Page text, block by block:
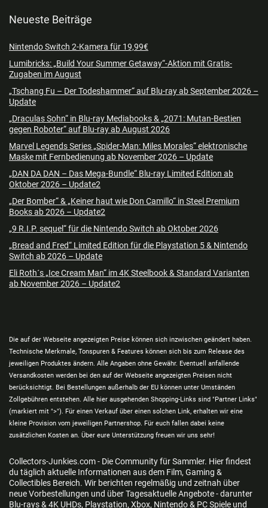
Neueste Beiträge
Nintendo Switch 2-Kamera für 19,99€
Lumibricks: „Build Your Summer Getaway“-Aktion mit Gratis-
Zugaben im August
„Tschang Fu – Der Todeshammer“ auf Blu-ray ab September 2026 –
Update
„Draculas Sohn“ in Blu-ray Mediabooks & „2071: Mutan-Bestien
gegen Roboter“ auf Blu-ray ab August 2026
Marvel Legends Series „Spider-Man: Miles Morales“ elektronische
Maske mit Fernbedienung ab November 2026 – Update
„DAN DA DAN – Das Mega-Bundle“ Blu-ray Limited Edition ab
Oktober 2026 – Update2
„Der Bomber“ & „Keiner haut wie Don Camillo“ in Steel Premium
Books ab 2026 – Update2
„9 R.I.P. sequel“ für die Nintendo Switch ab Oktober 2026
„Bread and Fred“ Limited Edition für die Playstation 5 & Nintendo
Switch ab 2026 – Update
Eli Roth´s „Ice Cream Man“ im 4K Steelbook & Standard Varianten
ab November 2026 – Update2
Die auf der Webseite angezeigten Preise können sich inzwischen geändert haben.
Technische Merkmale, Tonspuren & Features können sich bis zum Release des
jeweiligen Produktes ändern. Alle Angaben ohne Gewähr. Eventuell anfallende
Versandkosten werden bei den auf der Webseite angezeigten Preisen nicht
berücksichtigt. Bei Bestellungen außerhalb der EU können unter Umständen
Zollgebühren entstehen. Alle hier ausgehenden Shopping-Links sind "Partner Links"
(markiert mit ">"). Für einen Verkauf über einen solchen Link, erhalten wir eine
kleine Provision vom jeweiligen Partnershop. Für euch fallen dabei keine
zusätzlichen Kosten an. Über eure Unterstützung freuen wir uns sehr!
Collectors-Junkies.com - Die Community für Sammler. Hier findest
du täglich aktuelle Informationen aus dem Film, Gaming &
Collectibles Bereich. Wir berichten regelmäßig und zeitnah über
neue Vorbestellungen und über Tagesaktuelle Angebote - darunter
Blu-rays & 4K UHDs, Playstation, Xbox, Nintendo & PC Spiele und